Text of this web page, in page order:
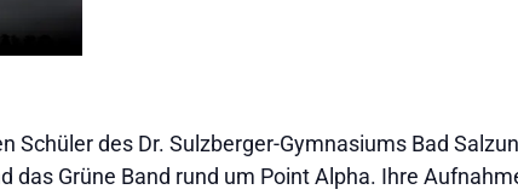
Schüler des Dr. Sulzberger-Gymnasiums Bad
das Grüne Band rund um Point Alpha. Ihre